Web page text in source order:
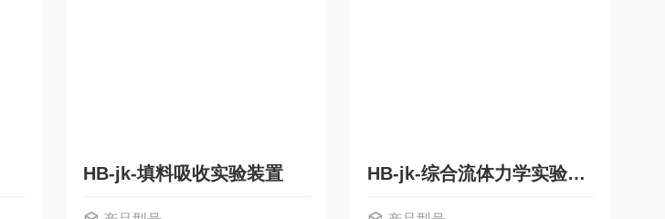
HB-jk-填料吸收实验装置 HB-jk-综合流体力学实验装置